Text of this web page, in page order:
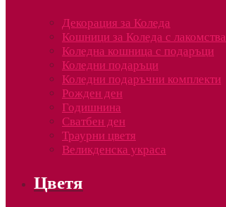
Декорация за Коледа
Кошници за Коледа с лакомства
Коледна кошница с подаръци
Коледни подаръци
Коледни подаръчни комплекти
Рожден ден
Годишнина
Сватбен ден
Траурни цветя
Великденска украса
Цветя